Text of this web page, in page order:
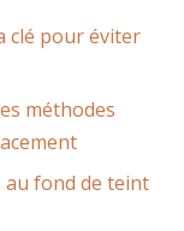
clé pour éviter
méthodes
au fond de teint